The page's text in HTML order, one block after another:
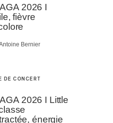
2026 I
fièvre
Bernier
DE CONCERT
2026 I Little
énergie